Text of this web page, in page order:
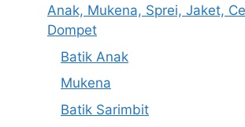
Anak, Mukena, Sprei, Jaket,
Dompet
Batik Anak
Mukena
Batik Sarimbit